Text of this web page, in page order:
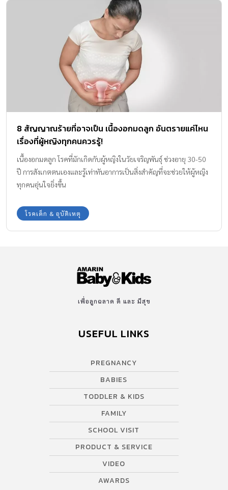
8 สัญญาณร้ายที่อาจเป็น เนื้องอกมดลูก อันตรายแค่ไหน
เรื่องที่ผู้หญิงทุกคนควรรู้!
เนื้องอกมดลูก โรคที่มักเกิดกับผู้หญิงในวัยเจริญพันธุ์ ช่วงอายุ 30-50
ปี การสังเกตตนเองและรู้เท่าทันอาการเป็นสิ่งสำคัญที่จะช่วยให้ผู้หญิง
ทุกคนอุ่นใจยิ่งขึ้น
โรคเด็ก & อุบัติเหตุ
เพื่อลูกฉลาด ดี และ มีสุข
USEFUL LINKS
PREGNANCY
BABIES
TODDLER & KIDS
FAMILY
SCHOOL VISIT
PRODUCT & SERVICE
VIDEO
AWARDS